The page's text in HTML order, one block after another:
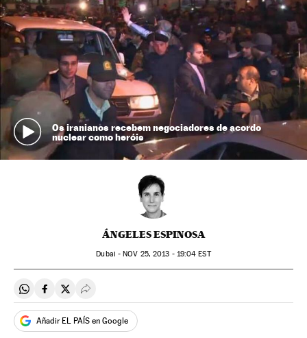
Os iranianos recebem negociadores de acordo
nuclear como heróis
ÁNGELES ESPINOSA
Dubai -NOV 25, 2013 - 19:04 EST
Compartir en Whatsapp
Compartir en Facebook
Compartir en Twitter
Desplegar Redes Sociales
Añadir EL PAÍS en Google